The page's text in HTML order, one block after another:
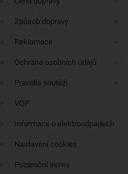
Způsob dopravy
Reklamace
Ochrana osobních údajů
Pravidla soutěží
VOP
Informace o elektroodpadech
Nastavení cookies
Pozáruční servis